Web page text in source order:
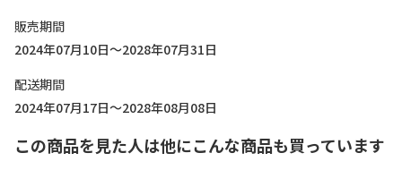
販売期間
2024年07月10日～2028年07月31日
配送期間
2024年07月17日～2028年08月08日
この商品を見た人は他にこんな商品も買っています